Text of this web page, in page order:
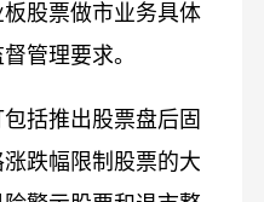
股票做市业务具体
管理要求。
括推出股票盘后固
跌幅限制股票的大